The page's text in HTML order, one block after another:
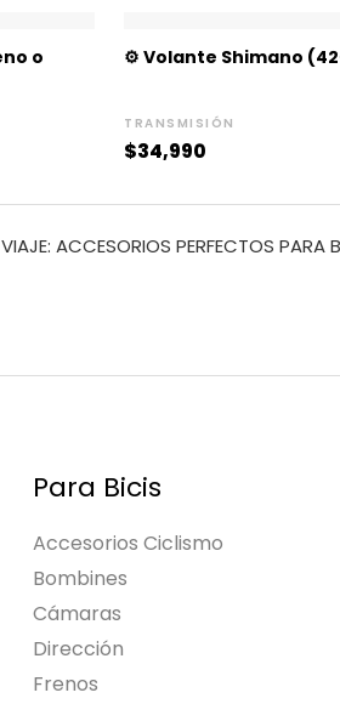
o
⚙️ Volante Shimano
TRANSMISIÓN
$34,990
ACCESORIOS PERFECTOS PARA
Para Bicis
Accesorios Ciclismo
Bombines
Cámaras
Dirección
Frenos